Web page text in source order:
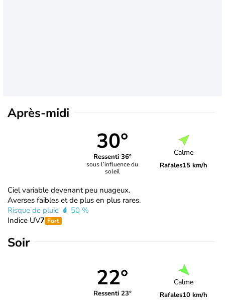
Après-midi
30°
Ressenti 36°
sous l’influence du
soleil
Calme
Rafales15 km/h
Ciel variable devenant peu nuageux.
Averses faibles et de plus en plus rares.
Risque de pluie
50 %
Indice UV7 Fort
Soir
22°
Ressenti 23°
Calme
Rafales10 km/h